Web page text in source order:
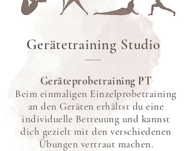
Gerätetraining Studio
Geräteprobetraining PT
Beim einmaligen Einzelprobetraining
an den Geräten erhältst du eine
individuelle Betreuung und kannst
dich gezielt mit den verschiedenen
Übungen vertraut machen.